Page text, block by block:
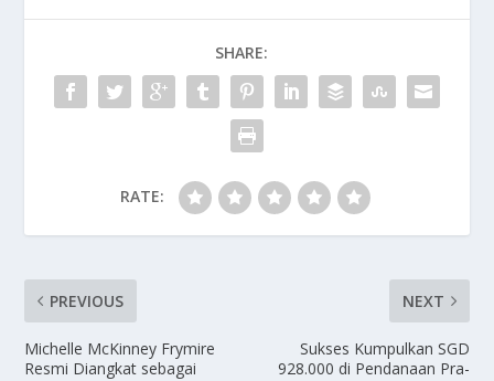
SHARE:
RATE:
PREVIOUS
Michelle McKinney Frymire
Resmi Diangkat sebagai
NEXT
Sukses Kumpulkan SGD
928.000 di Pendanaan Pra-